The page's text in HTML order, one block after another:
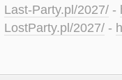
Last-Party.pl/2027/ -
LostParty.pl/2027/ -